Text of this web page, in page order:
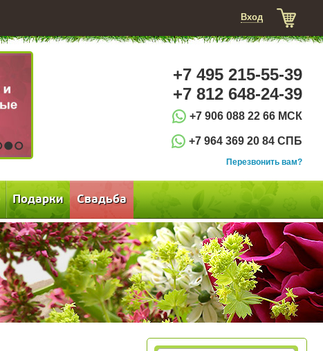
Вход
2 3
+7 495 215-55-39
+7 812 648-24-39
+7 906 088 22 66 МСК
+7 964 369 20 84 СПБ
Перезвонить вам?
Подарки Свадьба